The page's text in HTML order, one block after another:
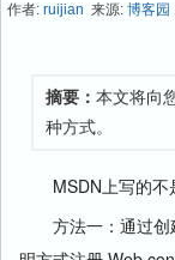
作者: ruijian 来源: 博客园
摘要： 本文将向
种方式。
MSDN上写的不
方法一：通过创